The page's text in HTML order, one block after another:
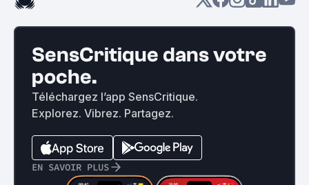
SensCritique dans votre
poche.
Téléchargez l’app SensCritique.
Explorez. Vibrez. Partagez.
EN SAVOIR PLUS